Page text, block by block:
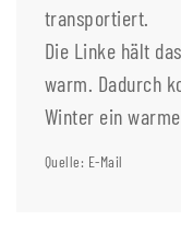
transportiert.
Die Linke hält
warm. Dadurch
Winter ein
Quelle: E-Mail